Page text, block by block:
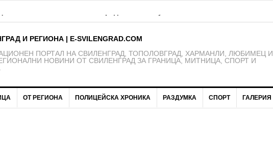
от школата на ФК Свиленград – 1921 получават нови екипи
И РЕГИОНА | E-SVILENGRAD.COM
ПОРТАЛ НА СВИЛЕНГРАД, ТОПОЛОВГРАД, ХАРМАНЛИ, ЛЮБИМЕЦ И
НОВИНИ ОТ СВИЛЕНГРАД ЗА ГРАНИЦА, МИТНИЦА, СПОРТ И
ОТ РЕГИОНА ПОЛИЦЕЙСКА ХРОНИКА РАЗДУМКА СПОРТ ГАЛЕРИЯ